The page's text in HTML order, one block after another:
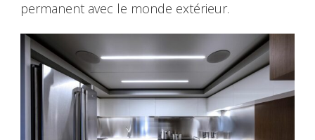
permanent avec le monde extérieur.